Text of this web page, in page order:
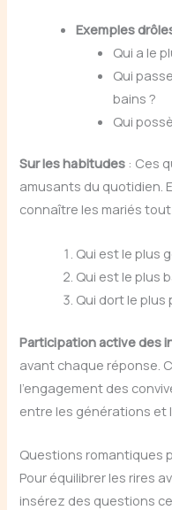
Exemples
Qui a le
Qui
bains ?
Qui
Sur les habitudes : Ces
amusants du quotidien.
connaître les mariés
Qui est le plus
Qui est le plus
Qui dort le
Participation active des
avant chaque réponse.
l’engagement des
entre les générations et
Questions romantiques
Pour équilibrer les rires
insérez des questions